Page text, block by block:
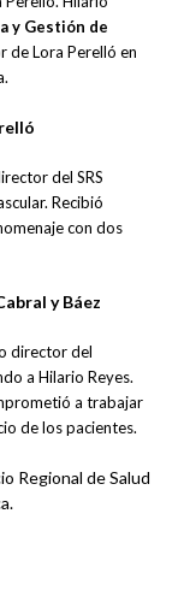
y Gestión de
de Lora Perelló en
del SRS
Recibió
con dos
y Báez
director del
a Hilario Reyes.
a trabajar
de los pacientes.
Regional de Salud